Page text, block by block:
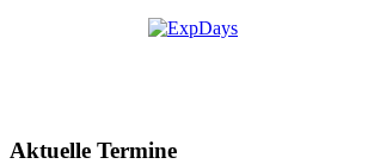
Aktuelle Termine